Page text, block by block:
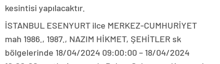
kesintisi yapılacaktır.
İSTANBUL ESENYURT ilce MERKEZ-CUMHURİYET
mah 1986., 1987., NAZIM HİKMET, ŞEHİTLER sk
bölgelerinde 18/04/2024 09:00:00 – 18/04/2024